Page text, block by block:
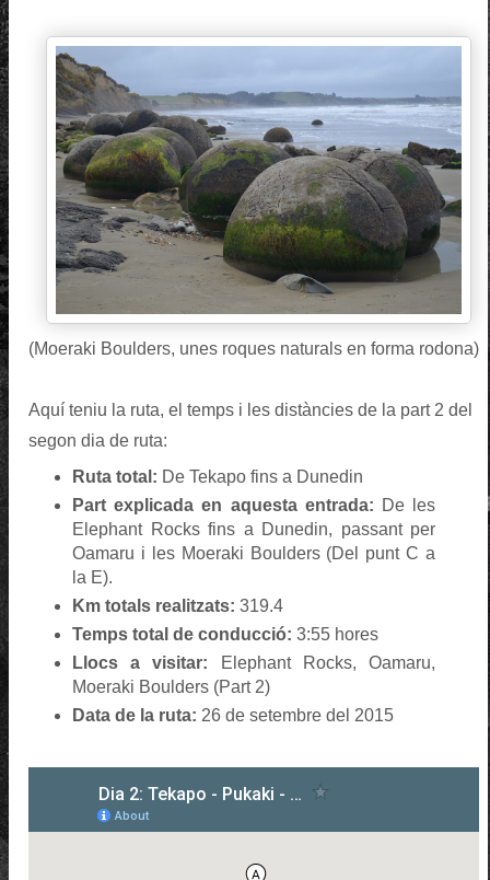
(Moeraki Boulders, unes roques naturals en forma rodona)
Aquí teniu la ruta, el temps i les distàncies de la part 2 del
segon dia de ruta:
Ruta total: De Tekapo fins a Dunedin
Part explicada en aquesta entrada: De les
Elephant Rocks fins a Dunedin, passant per
Oamaru i les Moeraki Boulders (Del punt C a
la E).
Km totals realitzats: 319.4
Temps total de conducció: 3:55 hores
Llocs a visitar: Elephant Rocks, Oamaru,
Moeraki Boulders (Part 2)
Data de la ruta: 26 de setembre del 2015